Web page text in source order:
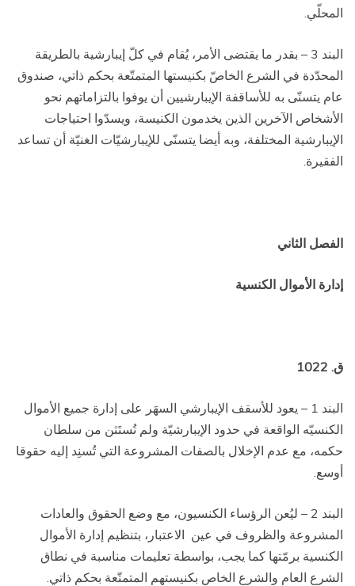
المحلّي.
البند 3 – بقدر ما يقتضى الأمر، يُقام في كلّ إيبارشية بالطريقة
المحدّدة في الشرع الخاصّ بكنيستها المتمتّعة بحكم ذاتي، صندوق
عام يتسنّى به للأساقفة الإيبارشيين أن يوفوا بالتزاماتهم نحو
الأشخاص الآخرين الذين يخدمون الكنيسة، ويسدّوا احتياجات
الإيبارشية المختلفة، وبه أيضا يتسنّى للإيبارشيّات الغنيّة أن تساعد
الفقيرة.
الفصل الثاني
إدارة الأموال الكنسية
ق. 1022
البند 1 – يعود للأسقف الإيبارشي السهَر على إدارة جميع الأموال
الكنسيّه الواقعة في حدود الإيبارشيّة ولم تُستَثن من سلطان
حكمه، مع عدم الإخلال بالصفات المشروعة التي تُسنِد إليه حقوقا
أوسع.
البند 2 – ليُعن الرؤساء الكنسيون، مع وضع الحقوق والعادات
المشروعة والظروف في عين الاعتبار، بتنظيم إدارة الأموال
الكنسية برمّتها كما يجب، بواسطة تعليمات مناسبة في نطاق
الشرع العام والشرع الخاص بكنيستهم المتمتّعة بحكم ذاتي.